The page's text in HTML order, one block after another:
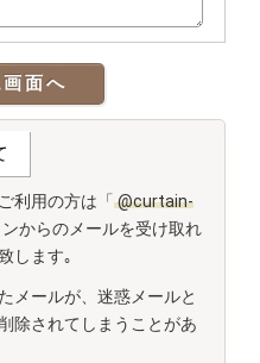
利用の方は「@curtain-
ンからのメールを受け取れ
します｡
メールが、迷惑メールと
除されてしまうことがあ